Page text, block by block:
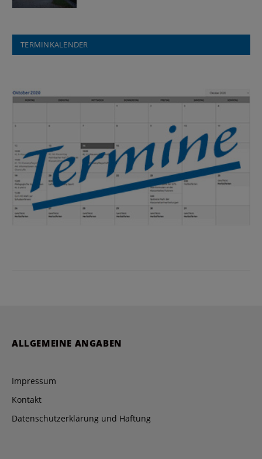
TERMINKALENDER
ALLGEMEINE ANGABEN
Impressum
Kontakt
Datenschutzerklärung und Haftung